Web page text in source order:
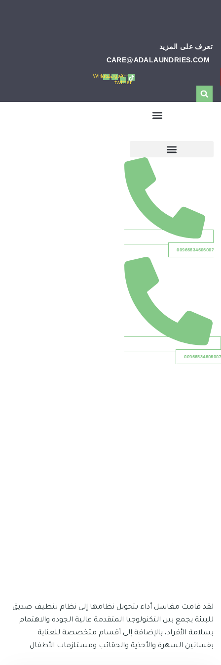
تعرف على المزيد
CARE@ADALAUNDRIES.COM
X-
twitter
Instagram
Whatsapp
00966534606007
الغسيل الجاف الصديق
لقد قامت مغاسل أداء بتحويل نظامها إلى نظام تنظيف صديق
للبيئة يجمع بين التكنولوجيا المتقدمة عالية الجودة والاهتمام
بسلامة الأفراد، بالإضافة إلى أقسام متخصصة للعناية
بفساتين السهرة والأحذية والحقائب ومستلزمات الأطفال